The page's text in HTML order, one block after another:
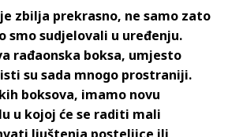
zbilja prekrasno, ne samo zato
smo sudjelovali u uređenju.
rađaonska boksa, umjesto
su sada mnogo prostraniji.
boksova, imamo novu
u kojoj će se raditi mali